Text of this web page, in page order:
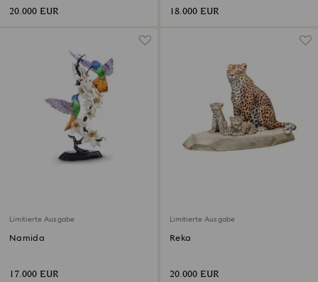
20.000 EUR 18.000 EUR
Limitierte Ausgabe
Namida
17.000 EUR
Limitierte Ausgabe
Reka
20.000 EUR